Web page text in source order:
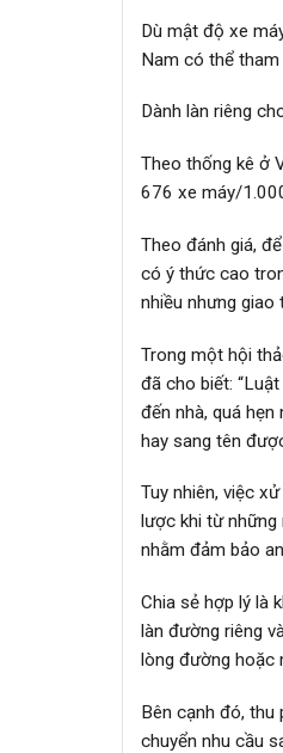
Dù mật độ xe
Nam có thể
Dành làn riêng
Theo thống kê ở
676 xe máy/
Theo đánh giá,
có ý thức cao
nhiều nhưng giao
Trong một hội
đã cho biết:
đến nhà, quá
hay sang tên
Tuy nhiên, việc
lược khi từ
nhằm đảm bảo
Chia sẻ hợp lý là
làn đường riêng
lòng đường hoặc
Bên cạnh đó, thu
chuyển nhu cầu